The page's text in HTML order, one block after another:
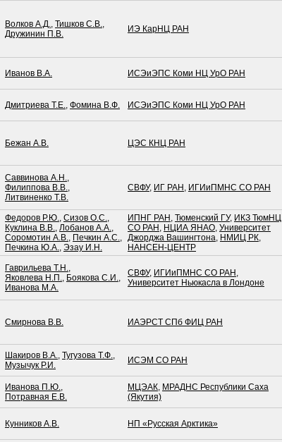
Волков А.Д., Тишков С.В.,
Дружинин П.В.
ИЭ КарНЦ РАН
Иванов В.А. ИСЭиЭПС Коми НЦ УрО РАН
Дмитриева Т.Е., Фомина В.Ф. ИСЭиЭПС Коми НЦ УрО РАН
Бежан А.В. ЦЭС КНЦ РАН
Саввинова А.Н.,
Филиппова В.В.,
Литвиненко Т.В.
СВФУ, ИГ РАН , ИГИиПМНС СО РАН
Федоров Р.Ю., Сизов О.С.,
Куклина В.В., Лобанов А.А.,
Соромотин А.В., Печкин А.С.,
Печкина Ю.А., Эзау И.Н.
ИПНГ РАН , Тюменский ГУ, ИКЗ ТюмНЦ
СО РАН , НЦИА ЯНАО, Университет
Джорджа Вашингтона, НМИЦ РК,
НАНСЕН-ЦЕНТР
Гаврильева Т.Н.,
Яковлева Н.П., Боякова С.И.,
Иванова М.А.
СВФУ, ИГИиПМНС СО РАН ,
Университет Ньюкасла в Лондоне
Смирнова В.В. ИАЭРСТ СПб ФИЦ РАН
Шакиров В.А., Тугузова Т.Ф.,
Музычук Р.И.
ИСЭМ СО РАН
Иванова П.Ю.,
Потравная Е.В.
МЦЭАК, МРАДНС Республики Саха
(Якутия)
Кунников А.В. НП «Русская Арктика»